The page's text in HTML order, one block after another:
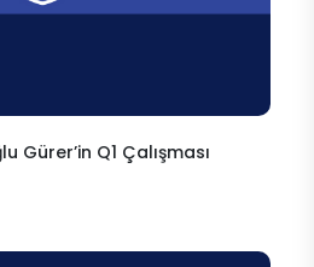
Gürer’in Q1 Çalışması